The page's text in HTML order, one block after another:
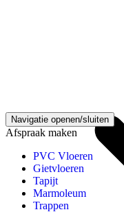
Navigatie openen/sluiten
Afspraak maken
PVC Vloeren
Gietvloeren
Tapijt
Marmoleum
Trappen